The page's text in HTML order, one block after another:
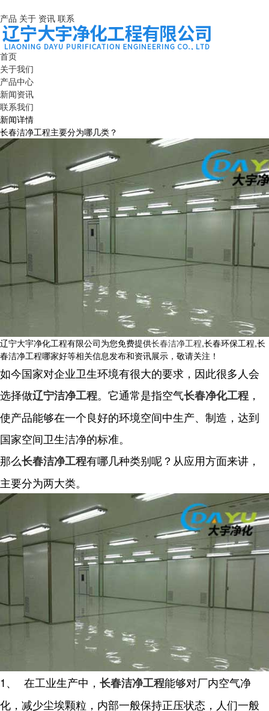
产品 关于 资讯 联系
首页
关于我们
产品中心
新闻资讯
联系我们
新闻详情
长春洁净工程主要分为哪几类？
辽宁大宇净化工程有限公司为您免费提供长春洁净工程,长春环保工程,长
春洁净工程哪家好等相关信息发布和资讯展示，敬请关注！
如今国家对企业卫生环境有很大的要求，因此很多人会
选择做辽宁洁净工程。它通常是指空气长春净化工程 ，
使产品能够在一个良好的环境空间中生产、制造，达到
国家空间卫生洁净的标准。
那么长春洁净工程有哪几种类别呢？从应用方面来讲，
主要分为两大类。
1、 在工业生产中， 长春洁净工程能够对厂内空气净
化，减少尘埃颗粒，内部一般保持正压状态，人们一般